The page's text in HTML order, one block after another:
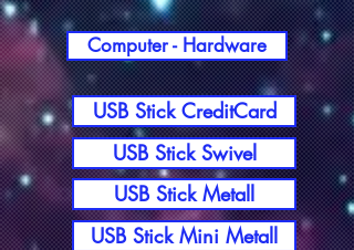
Computer - Hardware
USB Stick CreditCard
USB Stick Swivel
USB Stick Metall
USB Stick Mini Metall